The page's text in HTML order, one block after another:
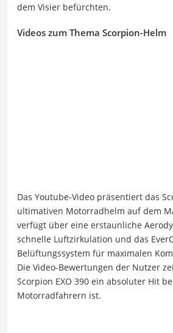
dem Visier befürchten.
Videos zum Thema Scorpion-Helm
Das Youtube-Video präsentiert das
ultimativen Motorradhelm auf dem
verfügt über eine erstaunliche
schnelle Luftzirkulation und das
Belüftungssystem für maximalen
Die Video-Bewertungen der Nutzer
Scorpion EXO 390 ein absoluter Hit
Motorradfahrern ist.